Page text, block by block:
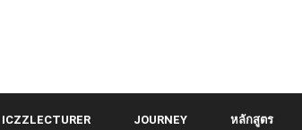
ICZZLECTURER JOURNEY หลักสูตร